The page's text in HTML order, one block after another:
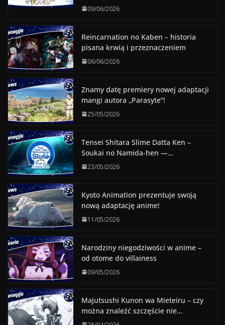
09/06/2026
Reincarnation no Kaben – historia
pisana krwią i przeznaczeniem
06/06/2026
Znamy datę premiery nowej adaptacji
mangi autora „Parasyte”!
25/05/2026
Tensei Shitara Slime Datta Ken –
Soukai no Namida-hen —…
23/05/2026
Kyoto Animation prezentuje swoją
nową adaptację anime!
11/05/2026
Narodziny niegodziwości w anime –
od otome do villainess
09/05/2026
Majutsushi Kunon wa Mieteiru – czy
można znaleźć szczęście nie…